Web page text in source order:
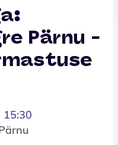
Pärnu -
15:30